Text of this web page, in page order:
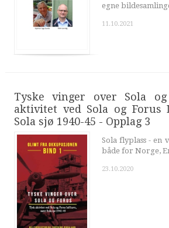
egne
11.10.2021
Tyske vinger over Sola
aktivitet ved Sola og Forus
Sola sjø 1940-45 - Opplag 3
Sola flyplass - en
både for Norge,
23.10.2020